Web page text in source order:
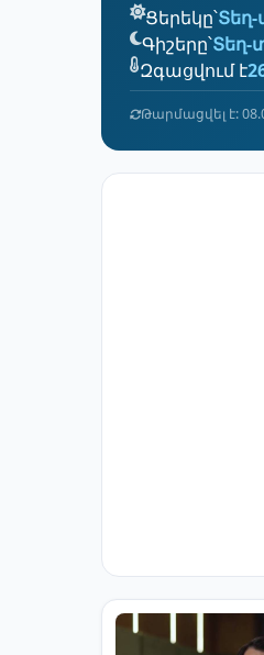
Ցերեկը՝
Գիշերը՝Տեղ-
Զգացվում է
Թարմացվել է: